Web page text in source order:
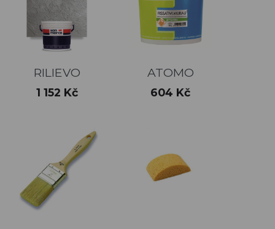
RILIEVO
Cena
1 152 Kč
ATOMO
Cena
604 Kč